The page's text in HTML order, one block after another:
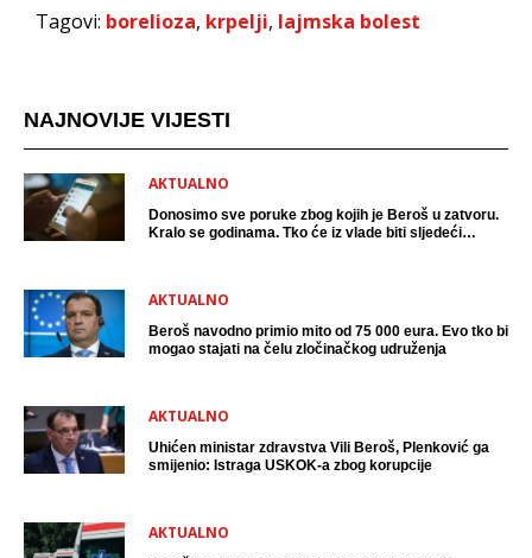
Tagovi: borelioza, krpelji, lajmska bolest
NAJNOVIJE VIJESTI
AKTUALNO
Donosimo sve poruke zbog kojih je Beroš u zatvoru.
Kralo se godinama. Tko će iz vlade biti sljedeći
AKTUALNO
Beroš navodno primio mito od 75 000 eura. Evo tko bi
mogao stajati na čelu zločinačkog udruženja
AKTUALNO
Uhićen ministar zdravstva Vili Beroš, Plenković ga
smijenio: Istraga USKOK-a zbog korupcije
AKTUALNO